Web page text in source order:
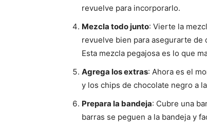
revuelve para incorporarlo.
Mezcla todo junto: Vierte la
revuelve bien para asegurarte
Esta mezcla pegajosa es lo que
Agrega los extras: Ahora es el
y los chips de chocolate negro a
Prepara la bandeja: Cubre una
barras se peguen a la bandeja y